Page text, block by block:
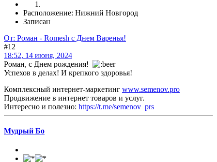
Расположение: Нижний Новгород
Записан
От: Роман - Romesh с Днем Варенья!
#12
18:52, 14 июня, 2024
Роман, с Днем рождения!
Успехов в делах! И крепкого здоровья!
Комплексный интернет-маркетинг www.semenov.pro
Продвижение в интернет товаров и услуг.
Интересно и полезно: https://t.me/semenov_prs
Мудрый Бo